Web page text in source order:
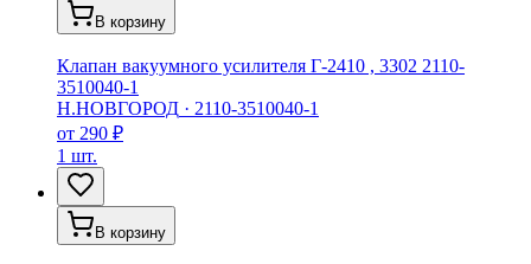
В корзину
Клапан вакуумного усилителя Г-2410 , 3302 2110-
3510040-1
Н.НОВГОРОД · 2110-3510040-1
от 290 ₽
1 шт.
В корзину